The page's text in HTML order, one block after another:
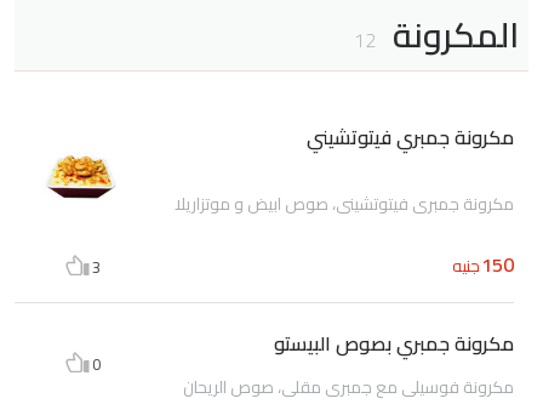
المكرونة 12
مكرونة جمبري فيتوتشيني
مكرونة جمبري فيتوتشيني، صوص ابيض و موتزاريلا
150جنيه 3
مكرونة جمبري بصوص البيستو
مكرونة فوسيلى مع جمبرى مقلى، صوص الريحان
0